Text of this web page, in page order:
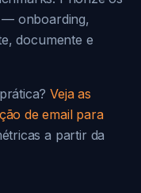
— onboarding,
documente e
Veja as
de email para
a partir da